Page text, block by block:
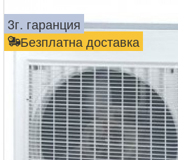
Безплатна доставка
3г. гаранция